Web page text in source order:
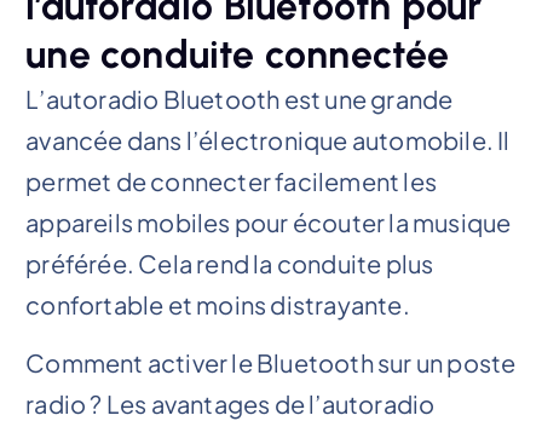
une conduite connectée
L’autoradio Bluetooth est une grande
avancée dans l’électronique automobile. Il
permet de connecter facilement les
appareils mobiles pour écouter la musique
préférée. Cela rend la conduite plus
confortable et moins distrayante.
Comment activer le Bluetooth sur un poste
radio ? Les avantages de l’autoradio